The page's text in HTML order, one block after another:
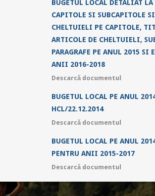
BUGETUL LOCAL DETALIAT
CAPITOLE SI SUBCAPITOLE
CHELTUIELI PE CAPITOLE,
ARTICOLE DE CHELTUIELI,
PARAGRAFE PE ANUL 2015 SI
ANII 2016-2018
Descarcă documentul
BUGETUL LOCAL PE ANUL
HCL/22.12.2014
Descarcă documentul
BUGETUL LOCAL PE ANUL
PENTRU ANII 2015-2017
Descarcă documentul